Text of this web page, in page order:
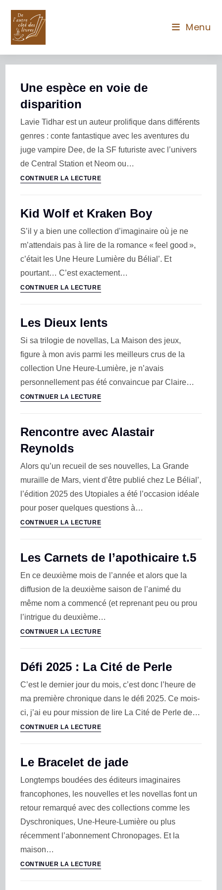
Menu
Une espèce en voie de
disparition
Lavie Tidhar est un auteur prolifique dans différents
genres : conte fantastique avec les aventures du
juge vampire Dee, de la SF futuriste avec l’univers
de Central Station et Neom ou…
CONTINUER LA LECTURE
Kid Wolf et Kraken Boy
S’il y a bien une collection d’imaginaire où je ne
m’attendais pas à lire de la romance « feel good »,
c’était les Une Heure Lumière du Bélial’. Et
pourtant… C’est exactement…
CONTINUER LA LECTURE
Les Dieux lents
Si sa trilogie de novellas, La Maison des jeux,
figure à mon avis parmi les meilleurs crus de la
collection Une Heure-Lumière, je n’avais
personnellement pas été convaincue par Claire…
CONTINUER LA LECTURE
Rencontre avec Alastair
Reynolds
Alors qu’un recueil de ses nouvelles, La Grande
muraille de Mars, vient d’être publié chez Le Bélial’,
l’édition 2025 des Utopiales a été l’occasion idéale
pour poser quelques questions à…
CONTINUER LA LECTURE
Les Carnets de l’apothicaire t.5
En ce deuxième mois de l’année et alors que la
diffusion de la deuxième saison de l’animé du
même nom a commencé (et reprenant peu ou prou
l’intrigue du deuxième…
CONTINUER LA LECTURE
Défi 2025 : La Cité de Perle
C’est le dernier jour du mois, c’est donc l’heure de
ma première chronique dans le défi 2025. Ce mois-
ci, j’ai eu pour mission de lire La Cité de Perle de…
CONTINUER LA LECTURE
Le Bracelet de jade
Longtemps boudées des éditeurs imaginaires
francophones, les nouvelles et les novellas font un
retour remarqué avec des collections comme les
Dyschroniques, Une-Heure-Lumière ou plus
récemment l’abonnement Chronopages. Et la
maison…
CONTINUER LA LECTURE